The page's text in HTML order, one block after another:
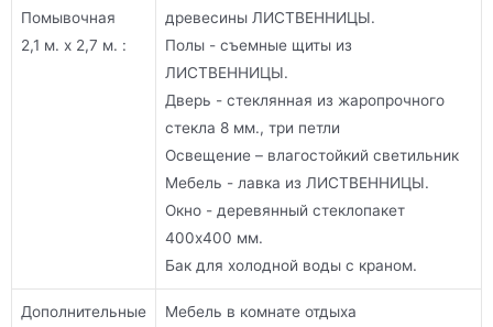
Помывочная
2,1 м. х 2,7 м. :
древесины ЛИСТВЕННИЦЫ.
Полы - съемные щиты из
ЛИСТВЕННИЦЫ.
Дверь - стеклянная из жаропрочного
стекла 8 мм., три петли
Освещение – влагостойкий светильник
Мебель - лавка из ЛИСТВЕННИЦЫ.
Окно - деревянный стеклопакет
400х400 мм.
Бак для холодной воды с краном.
Дополнительные Мебель в комнате отдыха